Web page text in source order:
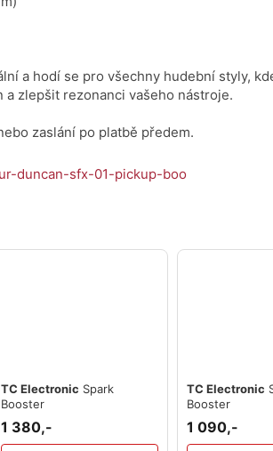
a hodí se pro všechny hudební styly,
zlepšit rezonanci vašeho nástroje.
zaslání po platbě předem.
duncan-sfx-01-pickup-boo
TC Electronic Spark
Booster
1 380,-
TC Electronic
Booster
1 090,-